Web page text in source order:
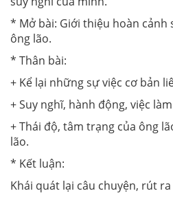
* Mở bài: Giới thiệu hoàn cảnh
ông lão.
* Thân bài:
+ Kể lại những sự việc cơ bản
+ Suy nghĩ, hành động, việc
+ Thái độ, tâm trạng của ông
lão.
* Kết luận:
Khái quát lại câu chuyện, rút ra